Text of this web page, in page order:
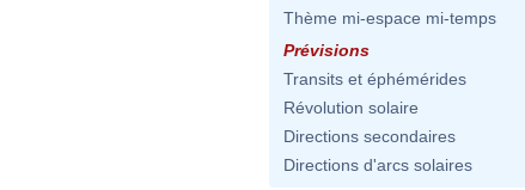
Thème mi-espace mi-temps
Prévisions
Transits et éphémérides
Révolution solaire
Directions secondaires
Directions d'arcs solaires